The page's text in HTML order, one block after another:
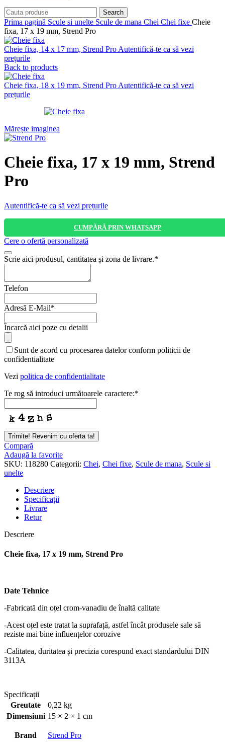
Search
Prima pagină Scule si unelte Scule de mana Chei Chei fixe Cheie
fixa, 17 x 19 mm, Strend Pro
Cheie fixa, 14 x 17 mm, Strend Pro Autentifică-te ca să vezi
prețurile
Back to products
Cheie fixa, 18 x 19 mm, Strend Pro Autentifică-te ca să vezi
prețurile
Mărește imaginea
Cheie fixa, 17 x 19 mm, Strend
Pro
Autentifică-te ca să vezi prețurile
CUMPĂRĂ PRIN WHATSAPP
Cere o ofertă personalizată
Scrie aici produsul, cantitatea și zona de livrare.*
Email*
Telefon
Adresă E-Mail*
Încarcă aici poze cu detalii
Sunt de acord cu procesarea datelor conform politicii de
confidentialitate
Vezi politica de confidentialitate
Te rog să introduci următoarele caractere:*
Trimite! Revenim cu oferta ta!
Compară
Adaugă la favorite
SKU: 118280 Categorii: Chei, Chei fixe, Scule de mana, Scule si
unelte
Descriere
Specificații
Livrare
Retur
Descriere
Cheie fixa, 17 x 19 mm, Strend Pro
Date Tehnice
-Fabricată din oțel crom-vanadiu de înaltă calitate
-Acest oțel este tratat la suprafață, astfel încât produsele sale să
reziste mai bine influențelor corozive
-Calitatea, duritatea și precizia corespund exact standardului DIN
3113A
Specificații
Greutate
0,22 kg
Dimensiuni 15 × 2 × 1 cm
Brand Strend Pro